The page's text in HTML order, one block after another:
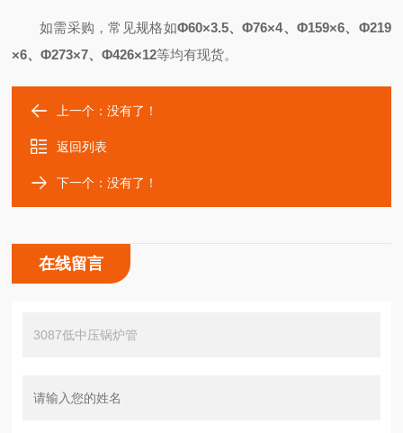
如需采购，常见规格如Φ60×3.5、Φ76×4、Φ159×6、Φ219
×6、Φ273×7、Φ426×12等均有现货。
上一个：没有了！
返回列表
下一个：没有了！
在线留言